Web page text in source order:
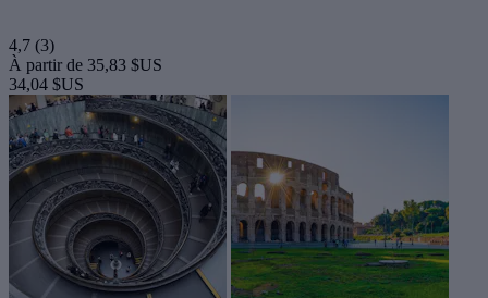
4,7 (3)
À partir de 35,83 $US
34,04 $US